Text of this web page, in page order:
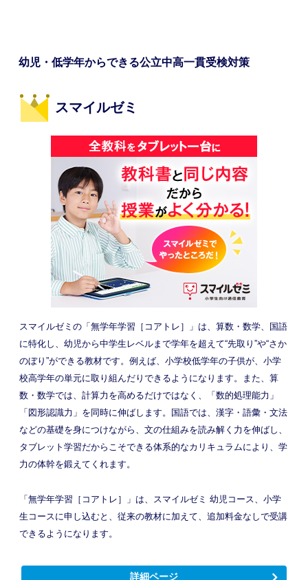
幼児・低学年からできる公立中高一貫受検対策
スマイルゼミ
スマイルゼミの「無学年学習［コアトレ］」は、算数・数学、国語
に特化し、幼児から中学生レベルまで学年を超えて“先取り”や“さか
のぼり”ができる教材です。例えば、小学校低学年の子供が、小学
校高学年の単元に取り組んだりできるようになります。また、算
数・数学では、計算力を高めるだけではなく、「数的処理能力」
「図形認識力」を同時に伸ばします。国語では、漢字・語彙・文法
などの基礎を身につけながら、文の仕組みを読み解く力を伸ばし、
タブレット学習だからこそできる体系的なカリキュラムにより、学
力の体幹を鍛えてくれます。
「無学年学習［コアトレ］」は、スマイルゼミ 幼児コース、小学
生コースに申し込むと、従来の教材に加えて、追加料金なしで受講
できるようになります。
詳細ページ